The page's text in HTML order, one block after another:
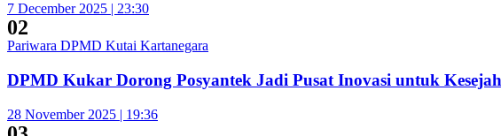
7 December 2025 | 23:30
02
Pariwara DPMD Kutai Kartanegara
DPMD Kukar Dorong Posyantek Jadi Pusat Inovasi untuk
28 November 2025 | 19:36